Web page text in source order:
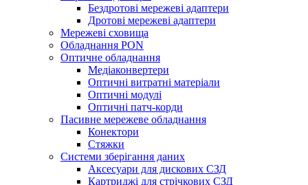
Бездротові мережеві адаптери
Дротові мережеві адаптери
Мережеві сховища
Обладнання PON
Оптичне обладнання
Медіаконвертери
Оптичні витратні матеріали
Оптичні модулі
Оптичні патч-корди
Пасивне мережеве обладнання
Конектори
Стяжки
Системи зберігання даних
Аксесуари для дискових СЗД
Картриджі для стрічкових СЗД